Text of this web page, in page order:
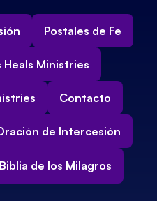
Postales de Fe
Heals Ministries
Contacto
de Intercesión
Biblia de los Milagros